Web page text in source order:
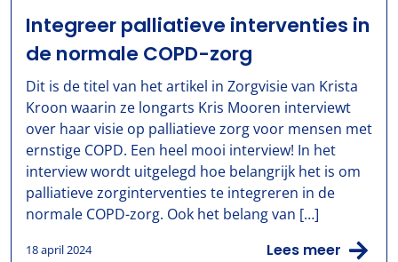
Integreer palliatieve interventies in
de normale COPD-zorg
Dit is de titel van het artikel in Zorgvisie van Krista
Kroon waarin ze longarts Kris Mooren interviewt
over haar visie op palliatieve zorg voor mensen met
ernstige COPD. Een heel mooi interview! In het
interview wordt uitgelegd hoe belangrijk het is om
palliatieve zorginterventies te integreren in de
normale COPD-zorg. Ook het belang van […]
18 april 2024 Lees meer